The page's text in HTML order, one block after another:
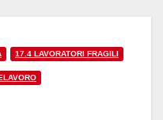
17.4 LAVORATORI FRAGILI